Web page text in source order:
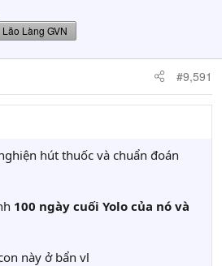
Lão Làng GVN
#9,591
hút thuốc và chuẩn đoán
100 ngày cuối Yolo của nó và
này ở bẩn vl